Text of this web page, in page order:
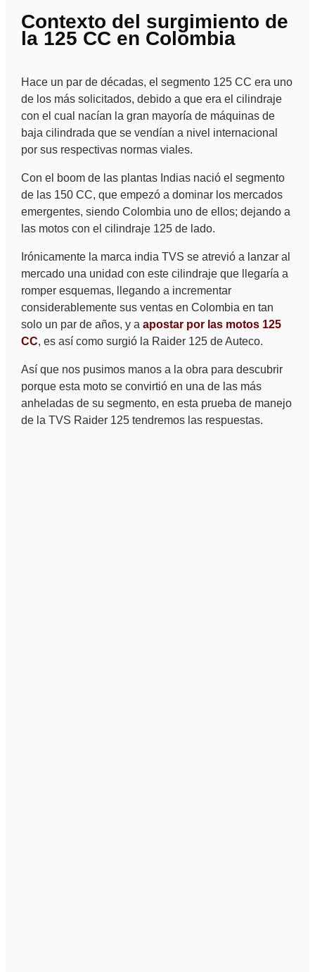
Contexto del surgimiento de
la 125 CC en Colombia
Hace un par de décadas, el segmento 125 CC era uno
de los más solicitados, debido a que era el cilindraje
con el cual nacían la gran mayoría de máquinas de
baja cilindrada que se vendían a nivel internacional
por sus respectivas normas viales.
Con el boom de las plantas Indias nació el segmento
de las 150 CC, que empezó a dominar los mercados
emergentes, siendo Colombia uno de ellos; dejando a
las motos con el cilindraje 125 de lado.
Irónicamente la marca india TVS se atrevió a lanzar al
mercado una unidad con este cilindraje que llegaría a
romper esquemas, llegando a incrementar
considerablemente sus ventas en Colombia en tan
solo un par de años, y a apostar por las motos 125
CC, es así como surgió la Raider 125 de Auteco.
Así que nos pusimos manos a la obra para descubrir
porque esta moto se convirtió en una de las más
anheladas de su segmento, en esta prueba de manejo
de la TVS Raider 125 tendremos las respuestas.